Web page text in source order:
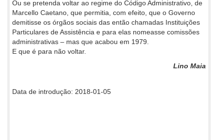
Ou se pretenda voltar ao regime do Código Administrativo, de
Marcello Caetano, que permitia, com efeito, que o Governo
demitisse os órgãos sociais das então chamadas Instituições
Particulares de Assistência e para elas nomeasse comissões
administrativas – mas que acabou em 1979.
E que é para não voltar.
Lino Maia
Data de introdução: 2018-01-05